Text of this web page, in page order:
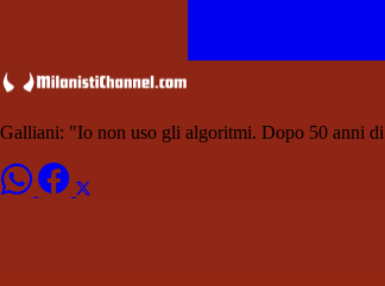
Galliani: "Io non uso gli algoritmi. Dopo 50 anni